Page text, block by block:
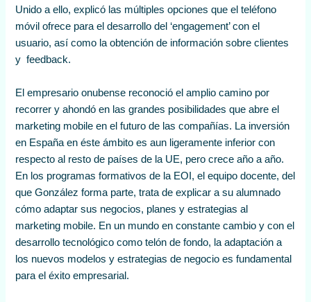
Unido a ello, explicó las múltiples opciones que el teléfono
móvil ofrece para el desarrollo del ‘engagement’ con el
usuario, así como la obtención de información sobre clientes
y feedback.
El empresario onubense reconoció el amplio camino por
recorrer y ahondó en las grandes posibilidades que abre el
marketing mobile en el futuro de las compañías. La inversión
en España en éste ámbito es aun ligeramente inferior con
respecto al resto de países de la UE, pero crece año a año.
En los programas formativos de la EOI, el equipo docente, del
que González forma parte, trata de explicar a su alumnado
cómo adaptar sus negocios, planes y estrategias al
marketing mobile. En un mundo en constante cambio y con el
desarrollo tecnológico como telón de fondo, la adaptación a
los nuevos modelos y estrategias de negocio es fundamental
para el éxito empresarial.